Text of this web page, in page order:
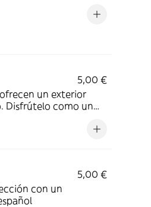
5,00 €
un exterior
Disfrútelo como un
5,00 €
con un